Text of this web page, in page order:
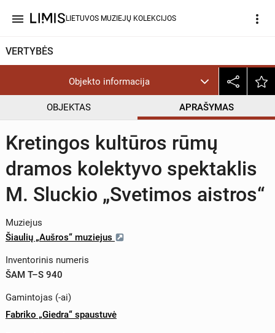
menu LIETUVOS MUZIEJŲ KOLEKCIJOS more_vert
VERTYBĖS
Objekto informacija
OBJEKTAS APRAŠYMAS
Kretingos kultūros rūmų
dramos kolektyvo spektaklis
M. Sluckio „Svetimos aistros“
Muziejus
Šiaulių „Aušros“ muziejus
Inventorinis numeris
ŠAM T–S 940
Gamintojas (-ai)
Fabriko „Giedra“ spaustuvė